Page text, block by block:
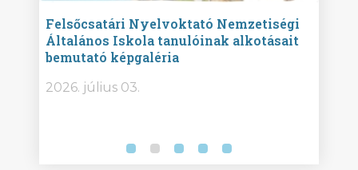
Felsőcsatári Nyelvoktató Nemzetiségi
Általános Iskola tanulóinak alkotásait
bemutató képgaléria
2026. július 03.